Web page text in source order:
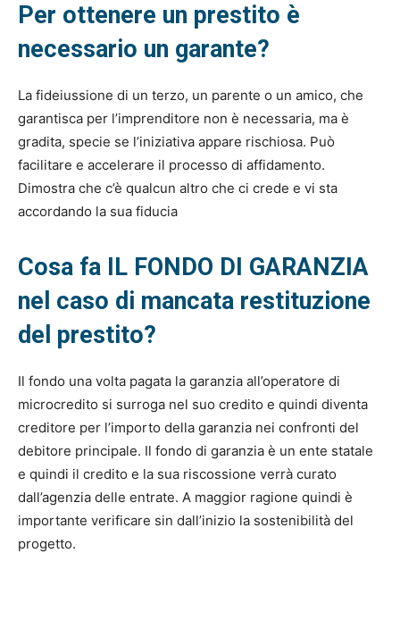
Per ottenere un prestito è
necessario un garante?
La fideiussione di un terzo, un parente o un amico, che
garantisca per l’imprenditore non è necessaria, ma è
gradita, specie se l’iniziativa appare rischiosa. Può
facilitare e accelerare il processo di affidamento.
Dimostra che c’è qualcun altro che ci crede e vi sta
accordando la sua fiducia
Cosa fa IL FONDO DI GARANZIA
nel caso di mancata restituzione
del prestito?
Il fondo una volta pagata la garanzia all’operatore di
microcredito si surroga nel suo credito e quindi diventa
creditore per l’importo della garanzia nei confronti del
debitore principale. Il fondo di garanzia è un ente statale
e quindi il credito e la sua riscossione verrà curato
dall’agenzia delle entrate. A maggior ragione quindi è
importante verificare sin dall’inizio la sostenibilità del
progetto.